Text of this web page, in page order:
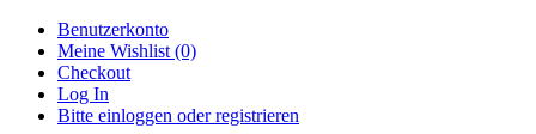
Benutzerkonto
Meine Wishlist (0)
Checkout
Log In
Bitte einloggen oder registrieren